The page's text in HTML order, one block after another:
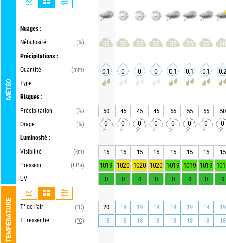
MÉTÉO
Nuages :
Nébulosité
(%)
Précipitations :
Quantité
(mm)
Type
Risques :
Précipitation
(%)
Orage
(%)
Luminosité :
Visibilité
(km)
Pression
(hPa)
UV
TEMPÉRATURE T° de l'air
(°C)
T° ressentie
(°C)
55 55 55 55 55 55 55 60
0.1 0 0 0 0.1 0.1 0.1
50 45 45 45 55 55 55 50
0 0 0 0 0 0 0 0
15 15 15 15 15 15 15 15
1019 1020 1020 1020 1019 1019 1019
0 0 0 0 0 0 0 0
20 19 19 19 19 19 19
19
18
18 18 18 18 18 18 18